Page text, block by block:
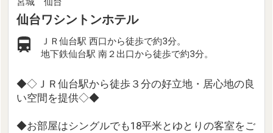
仙台ワシントンホテル
ＪＲ仙台駅 西口から徒歩で約3分。
地下鉄仙台駅 南２出口から徒歩で約3分。
◆◇ＪＲ仙台駅から徒歩３分の好立地・居心地の良
い空間を提供◇◆
◆お部屋はシングルでも18平米とゆとりの客室をご